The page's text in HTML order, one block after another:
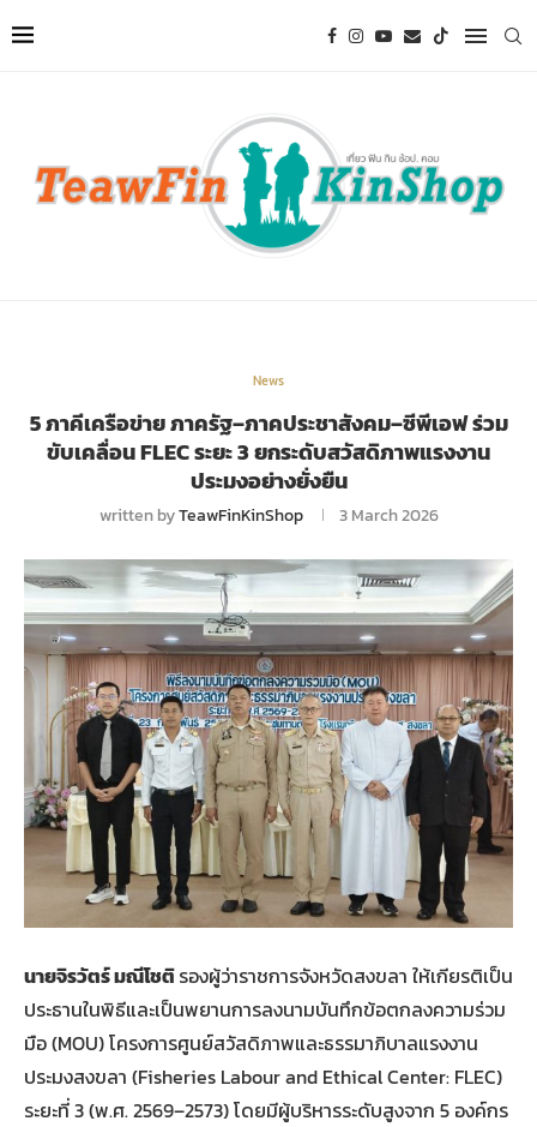
News
5 ภาคีเครือข่าย ภาครัฐ–ภาคประชาสังคม–ซีพีเอฟ ร่วม
ขับเคลื่อน FLEC ระยะ 3 ยกระดับสวัสดิภาพแรงงาน
ประมงอย่างยั่งยืน
written byTeawFinKinShop 3 March 2026
นายจิรวัตร์ มณีโชติรองผู้ว่าราชการจังหวัดสงขลา ให้เกียรติเป็น
ประธานในพิธีและเป็นพยานการลงนามบันทึกข้อตกลงความร่วม
มือ (MOU) โครงการศูนย์สวัสดิภาพและธรรมาภิบาลแรงงาน
ประมงสงขลา (Fisheries Labour and Ethical Center: FLEC)
ระยะที่ 3 (พ.ศ. 2569–2573) โดยมีผู้บริหารระดับสูงจาก 5 องค์กร